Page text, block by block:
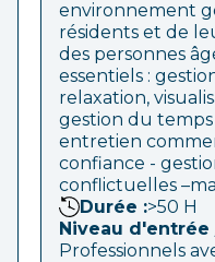
environnement
résidents et de
des personnes
essentiels :
relaxation,
gestion du temps
entretien
confiance -
conflictuelles
Durée :>50 H
Niveau
Professionnels